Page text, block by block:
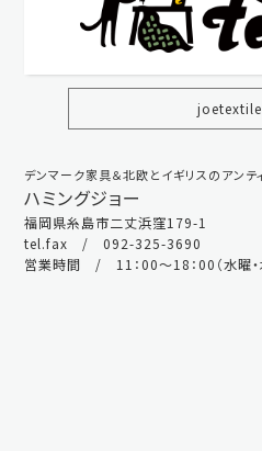
joetextile
デンマーク家具＆北欧とイギリスのアンテ
ハミングジョー
福岡県糸島市二丈浜窪179-1
tel.fax / 092-325-3690
営業時間 / 11：00～18：00（水曜・